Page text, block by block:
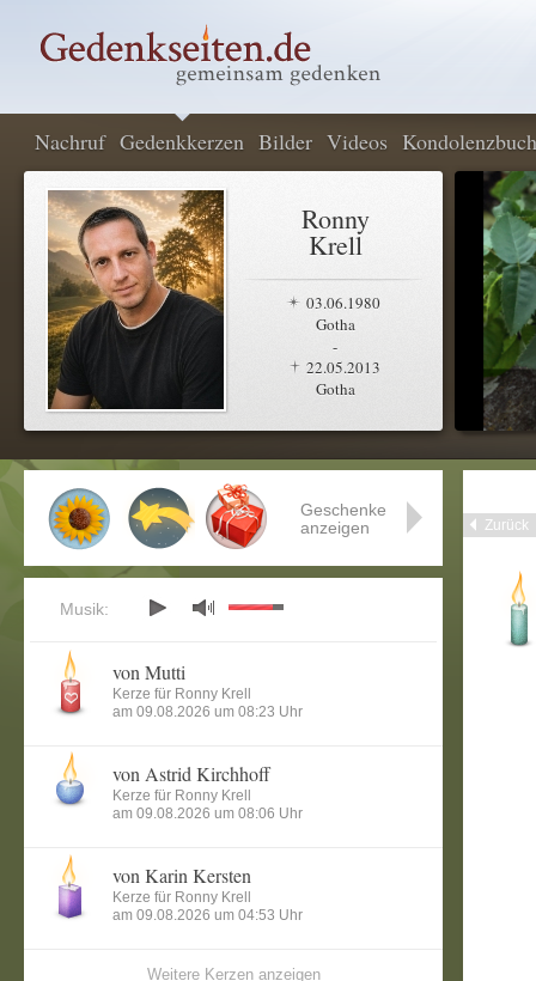
Nachruf Gedenkkerzen Bilder Videos Kondolenzbuch
Ronny
Krell
03.06.1980
Gotha
-
22.05.2013
Gotha
Zurück
Geschenke
anzeigen
Musik:
von Mutti
Kerze für Ronny Krell
am 09.08.2026 um 08:23 Uhr
von Astrid Kirchhoff
Kerze für Ronny Krell
am 09.08.2026 um 08:06 Uhr
von Karin Kersten
Kerze für Ronny Krell
am 09.08.2026 um 04:53 Uhr
Weitere Kerzen anzeigen